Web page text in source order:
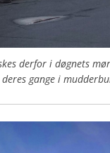
derfor i døgnets
gange i